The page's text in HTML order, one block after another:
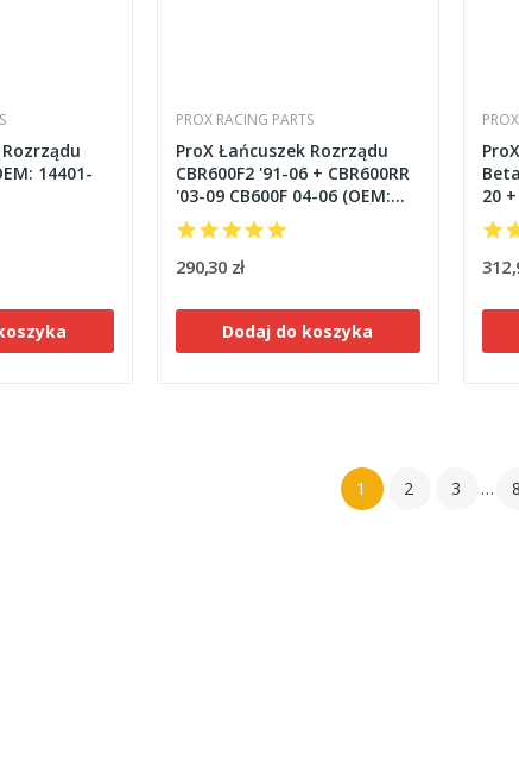
14401-
PROX RACING PARTS
ProX Łańcuszek Rozrządu
CBR600F2 '91-06 + CBR600RR
'03-09 CB600F 04-06 (OEM:
14401-MAL-601 (602))
290,30 zł
Dodaj do koszyka
20
1 2 3 … 8